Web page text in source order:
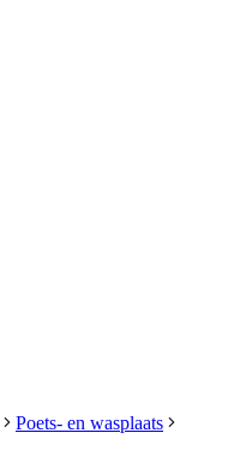
Poets- en wasplaats